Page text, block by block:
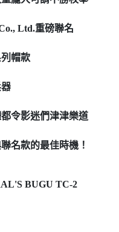
Ltd.重磅聯名
帽款
令影迷們津津樂道
名款的最佳時機！
BUGU TC-2